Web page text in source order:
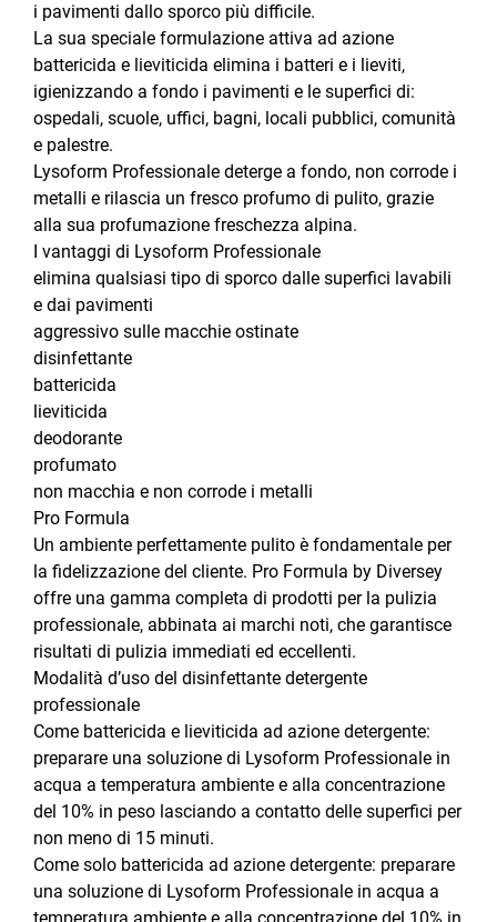
i pavimenti dallo sporco più difficile.
La sua speciale formulazione attiva ad azione
battericida e lieviticida elimina i batteri e i lieviti,
igienizzando a fondo i pavimenti e le superfici di:
ospedali, scuole, uffici, bagni, locali pubblici, comunità
e palestre.
Lysoform Professionale deterge a fondo, non corrode i
metalli e rilascia un fresco profumo di pulito, grazie
alla sua profumazione freschezza alpina.
I vantaggi di Lysoform Professionale
elimina qualsiasi tipo di sporco dalle superfici lavabili
e dai pavimenti
aggressivo sulle macchie ostinate
disinfettante
battericida
lieviticida
deodorante
profumato
non macchia e non corrode i metalli
Pro Formula
Un ambiente perfettamente pulito è fondamentale per
la fidelizzazione del cliente. Pro Formula by Diversey
offre una gamma completa di prodotti per la pulizia
professionale, abbinata ai marchi noti, che garantisce
risultati di pulizia immediati ed eccellenti.
Modalità d’uso del disinfettante detergente
professionale
Come battericida e lieviticida ad azione detergente:
preparare una soluzione di Lysoform Professionale in
acqua a temperatura ambiente e alla concentrazione
del 10% in peso lasciando a contatto delle superfici per
non meno di 15 minuti.
Come solo battericida ad azione detergente: preparare
una soluzione di Lysoform Professionale in acqua a